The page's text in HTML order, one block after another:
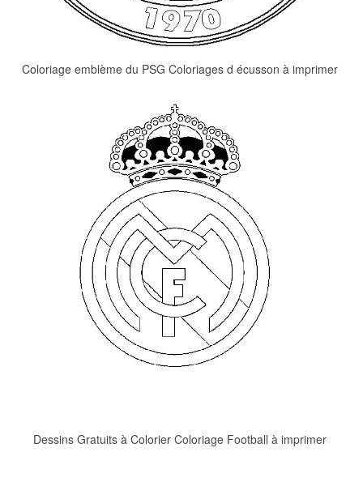
Coloriage emblème du PSG Coloriages d écusson à imprimer
Dessins Gratuits à Colorier Coloriage Football à imprimer